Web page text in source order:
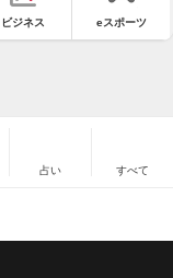
ビジネス eスポーツ
占い すべて